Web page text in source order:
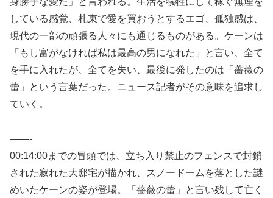
している感覚、札束で愛を買おうとするエゴ、孤独感は、
現代の一部の頑張る人々にも通じるものがある。ケーンは
「もし富がなければ私は最高の男になれた」と言い、全て
を手に入れたが、全てを失い、最後に発したのは「薔薇の
蕾」という言葉だった。ニュース記者がその意味を追求し
ていく。
——-
00:14:00までの冒頭では、立ち入り禁止のフェンスで封鎖
された寂れた大邸宅が描かれ、スノードームを落とした謎
めいたケーンの姿が登場。「薔薇の蕾」と言い残して亡く